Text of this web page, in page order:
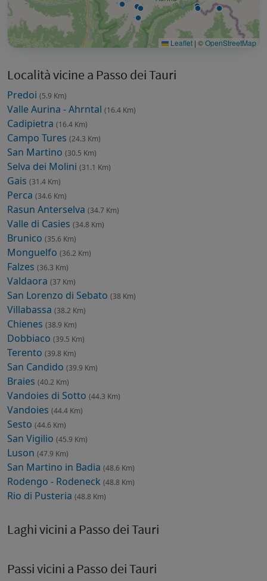
Leaflet | ©OpenStreetMap
Località vicine a Passo dei Tauri
Predoi (5.9 Km)
Valle Aurina - Ahrntal (16.4 Km)
Cadipietra (16.4 Km)
Campo Tures (24.3 Km)
San Martino (30.5 Km)
Selva dei Molini (31.1 Km)
Gais (31.4 Km)
Perca (34.6 Km)
Rasun Anterselva (34.7 Km)
Valle di Casies (34.8 Km)
Brunico (35.6 Km)
Monguelfo (36.2 Km)
Falzes (36.3 Km)
Valdaora (37 Km)
San Lorenzo di Sebato (38 Km)
Villabassa (38.2 Km)
Chienes (38.9 Km)
Dobbiaco (39.5 Km)
Terento (39.8 Km)
San Candido (39.9 Km)
Braies (40.2 Km)
Vandoies di Sotto (44.3 Km)
Vandoies (44.4 Km)
Sesto (44.6 Km)
San Vigilio (45.9 Km)
Luson (47.9 Km)
San Martino in Badia (48.6 Km)
Rodengo - Rodeneck (48.8 Km)
Rio di Pusteria (48.8 Km)
Laghi vicini a Passo dei Tauri
Passi vicini a Passo dei Tauri